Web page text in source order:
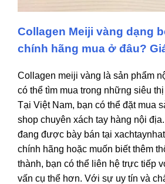
Collagen Meiji vàng dạng
chính hãng mua ở đâu?
Collagen meiji vàng là sản phẩm
có thể tìm mua trong những siêu
Tại Việt Nam, bạn có thể đặt mua
shop chuyên xách tay hàng nội
đang được bày bán tại
chính hãng hoặc muốn biết thêm
thành, bạn có thể liên hệ trực tiếp
vấn cụ thể hơn. Với sự uy tín và